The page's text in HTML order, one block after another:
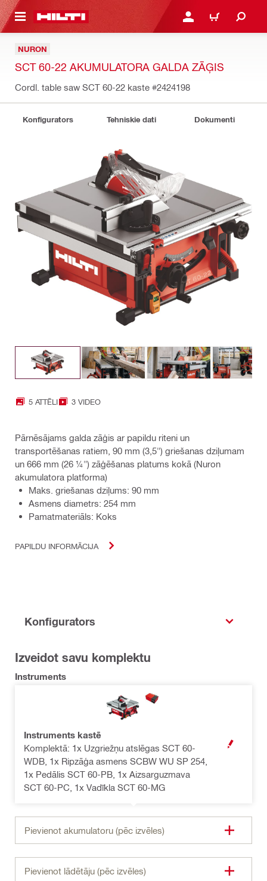
SATURU PIESLĒGTIES VAI
IEPIRKŠANĀS
NURON
SCT 60-22 AKUMULATORA GALDA ZĀĢIS
Cordl. table saw SCT 60-22 kaste #2424198
Konfigurators Tehniskie dati Dokumenti
5 ATTĒLI 3 VIDEO
Pārnēsājams galda zāģis ar papildu riteni un
transportēšanas ratiem, 90 mm (3,5") griešanas dziļumam
un 666 mm (26 ¼") zāģēšanas platums kokā (Nuron
akumulatora platforma)
Maks. griešanas dziļums: 90 mm
Asmens diametrs: 254 mm
Pamatmateriāls: Koks
PAPILDU INFORMĀCIJA
Konfigurators
Izveidot savu komplektu
Instruments
Instruments kastē
Komplektā: 1x Uzgriežņu atslēgas SCT 60-
WDB, 1x Ripzāģa asmens SCBW WU SP 254,
1x Pedālis SCT 60-PB, 1x Aizsarguzmava
SCT 60-PC, 1x Vadīkla SCT 60-MG
ATVĒRT
Pievienot akumulatoru (pēc izvēles)
Pievienot lādētāju (pēc izvēles)